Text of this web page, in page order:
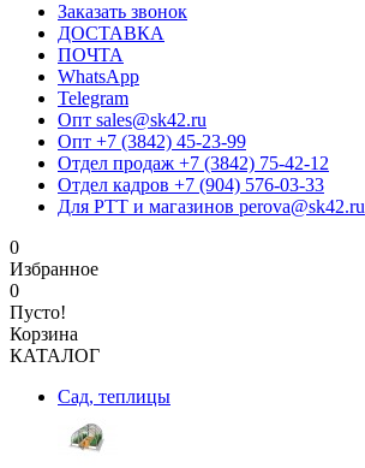
Заказать звонок
ДОСТАВКА
ПОЧТА
WhatsApp
Telegram
Опт sales@sk42.ru
Опт +7 (3842) 45-23-99
Отдел продаж +7 (3842) 75-42-12
Отдел кадров +7 (904) 576-03-33
Для РТТ и магазинов perova@sk42.ru
0
Избранное
0
Пусто!
Корзина
КАТАЛОГ
Сад, теплицы